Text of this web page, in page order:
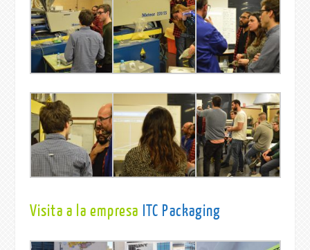
Visita a la empresa ITC Packaging